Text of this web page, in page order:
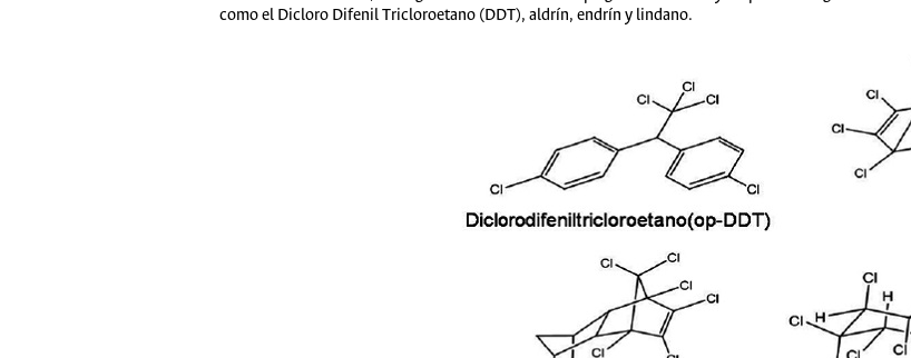
como el Dicloro Difenil Tricloroetano (DDT), aldrín, endrín y lindano.